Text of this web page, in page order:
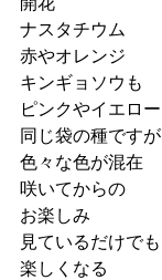
ナスタチウム
赤やオレンジ
キンギョソウも
ピンクやイエロー
同じ袋の種ですが
色々な色が混在
咲いてからの
お楽しみ
見ているだけでも
楽しくなる